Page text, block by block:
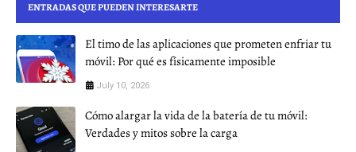
ENTRADAS QUE PUEDEN INTERESARTE
El timo de las aplicaciones que prometen enfriar tu
móvil: Por qué es físicamente imposible
July 10, 2026
Cómo alargar la vida de la batería de tu móvil:
Verdades y mitos sobre la carga